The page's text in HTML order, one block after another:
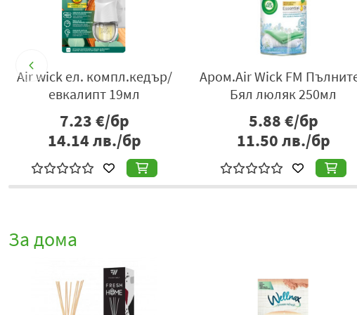
Аром.Air Wick FM Пълн.
Тюрк. Оазис 250мл
5.88€/бр
11.50лв./бр
Air wick акт.фреш
пълн.бяла орхидея 228мл
7.23€/бр
14.14лв./бр
За дома